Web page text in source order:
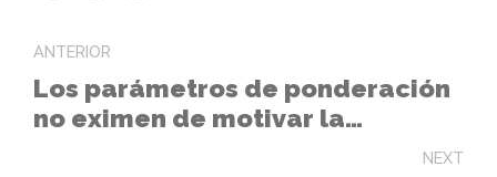
ANTERIOR
Los parámetros de ponderación
no eximen de motivar la
NEXT